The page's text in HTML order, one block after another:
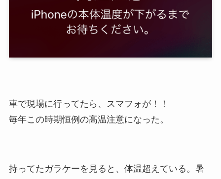
車で現場に行ってたら、スマフォが！！
毎年この時期恒例の高温注意になった。
持ってたガラケーを見ると、体温超えている。暑